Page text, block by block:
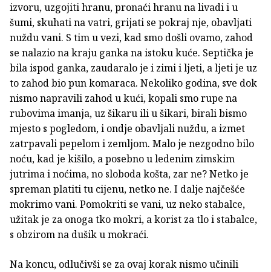
izvoru, uzgojiti hranu, pronaći hranu na livadi i u
šumi, skuhati na vatri, grijati se pokraj nje, obavljati
nuždu vani. S tim u vezi, kad smo došli ovamo, zahod
se nalazio na kraju ganka na istoku kuće. Septička je
bila ispod ganka, zaudaralo je i zimi i ljeti, a ljeti je uz
to zahod bio pun komaraca. Nekoliko godina, sve dok
nismo napravili zahod u kući, kopali smo rupe na
rubovima imanja, uz šikaru ili u šikari, birali bismo
mjesto s pogledom, i ondje obavljali nuždu, a izmet
zatrpavali pepelom i zemljom. Malo je nezgodno bilo
noću, kad je kišilo, a posebno u ledenim zimskim
jutrima i noćima, no sloboda košta, zar ne? Netko je
spreman platiti tu cijenu, netko ne. I dalje najčešće
mokrimo vani. Pomokriti se vani, uz neko stabalce,
užitak je za onoga tko mokri, a korist za tlo i stabalce,
s obzirom na dušik u mokraći.
Na koncu, odlučivši se za ovaj korak nismo učinili